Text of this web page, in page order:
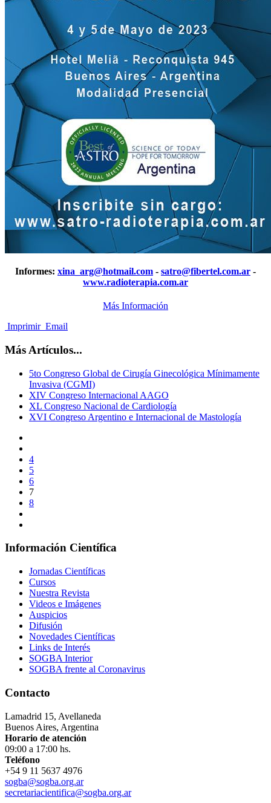
Informes: xina_arg@hotmail.com - satro@fibertel.com.ar -
www.radioterapia.com.ar
Más Información
Imprimir Email
Más Artículos...
5to Congreso Global de Cirugía Ginecológica Mínimamente
Invasiva (CGMI)
XIV Congreso Internacional AAGO
XL Congreso Nacional de Cardiología
XVI Congreso Argentino e Internacional de Mastología
4
5
6
7
8
Información Científica
Jornadas Científicas
Cursos
Nuestra Revista
Videos e Imágenes
Auspicios
Difusión
Novedades Científicas
Links de Interés
SOGBA Interior
SOGBA frente al Coronavirus
Contacto
Lamadrid 15, Avellaneda
Buenos Aires, Argentina
Horario de atención
09:00 a 17:00 hs.
Teléfono
+54 9 11 5637 4976
sogba@sogba.org.ar
secretariacientifica@sogba.org.ar